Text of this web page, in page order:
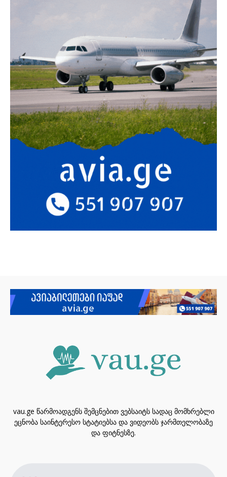
vau.ge წარმოადგენს შემცნებით ვებსაიტს სადაც მომხრებლი
ეცნობა საინტერესო სტატიებსა და ვიდეობს ჯარმთელობაზე
და ფიტნესზე.